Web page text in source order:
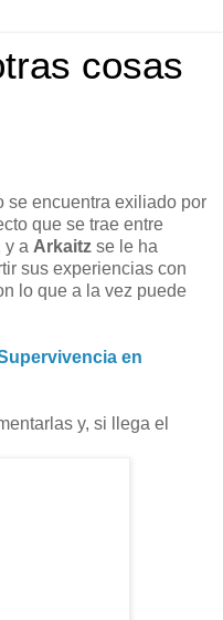
cosas
se encuentra exiliado por
que se trae entre
y a Arkaitz se le ha
sus experiencias con
lo que a la vez puede
en
y, si llega el